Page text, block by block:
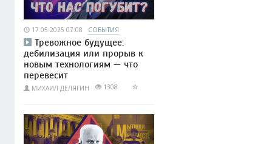
17.05.2025 07:08 СОБЫТИЯ
Тревожное будущее:
дебилизация или прорыв к
новым технологиям — что
перевесит
МИХАИЛ ДЕЛЯГИН 1308